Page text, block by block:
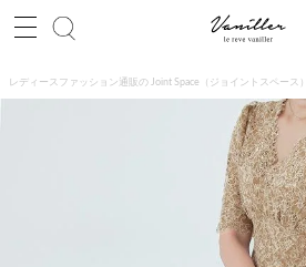
レディースファッション通販の Joint Space（ジョイントスペース）